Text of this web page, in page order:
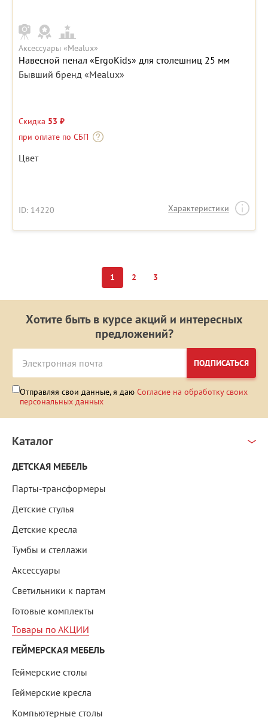
Аксессуары «Mealux»
Навесной пенал «ErgoKids» для столешниц 25 мм
Бывший бренд «Mealux»
Скидка 53 ₽
при оплате по СБП
Цвет
ID: 14220 Характеристики
1 2 3
Хотите быть в курсе акций и интересных
предложений?
ПОДПИСАТЬСЯ
Отправляя свои данные, я даю Согласие на обработку своих
персональных данных
Каталог
ДЕТСКАЯ МЕБЕЛЬ
Парты-трансформеры
Детские стулья
Детские кресла
Тумбы и стеллажи
Аксессуары
Светильники к партам
Готовые комплекты
Товары по АКЦИИ
ГЕЙМЕРСКАЯ МЕБЕЛЬ
Геймерские столы
Геймерские кресла
Компьютерные столы